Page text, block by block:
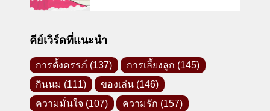
คีย์เวิร์ดที่แนะนำ
การตั้งครรภ์ (137) การเลี้ยงลูก (145)
กินนม (111) ของเล่น (146)
ความมั่นใจ (107) ความรัก (157)